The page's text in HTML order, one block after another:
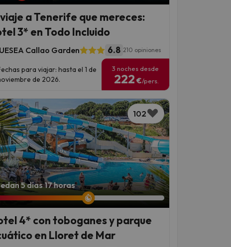
viaje a Tenerife que mereces:
3* en Todo Incluido
Callao Garden 6.8 210 opiniones
para viajar: hasta el 1 de
de 2026.
3 noches desde
222 €/pers.
102
5 días 17 horas
4* con toboganes y parque
en Lloret de Mar